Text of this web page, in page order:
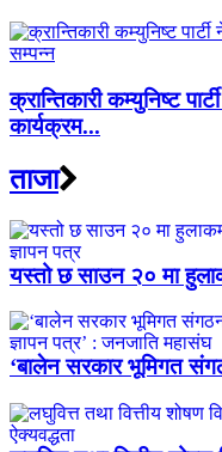
क्रान्तिकारी कम्युनिष्ट
कार्यक्रम...
ताजा
यस्तो छ साउन २० मा
‘बालेन सरकार भूमिगत